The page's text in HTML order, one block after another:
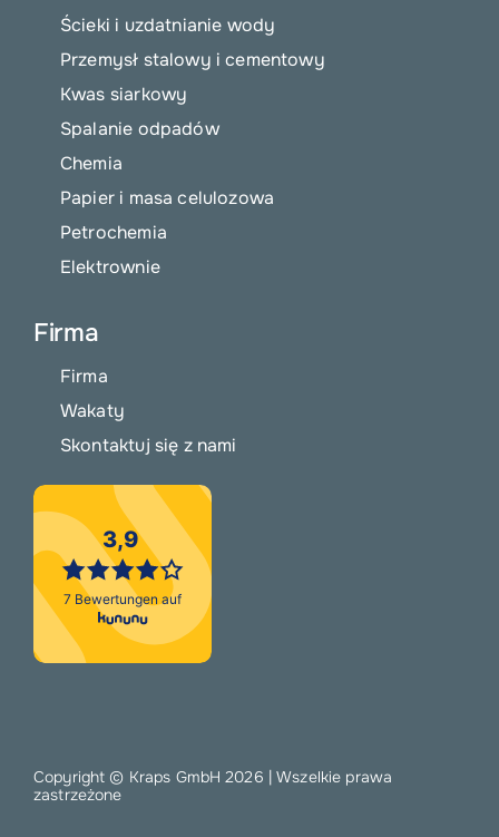
Ścieki i uzdatnianie wody
Przemysł stalowy i cementowy
Kwas siarkowy
Spalanie odpadów
Chemia
Papier i masa celulozowa
Petrochemia
Elektrownie
Firma
Firma
Wakaty
Skontaktuj się z nami
Copyright © Kraps GmbH2026 | Wszelkie prawa
zastrzeżone